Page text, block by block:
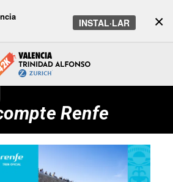
×
INSTAL·LAR
Renfe